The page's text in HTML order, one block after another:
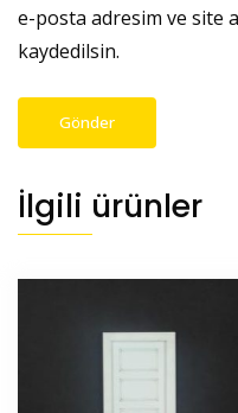
e-posta adresim ve site
kaydedilsin.
İlgili ürünler